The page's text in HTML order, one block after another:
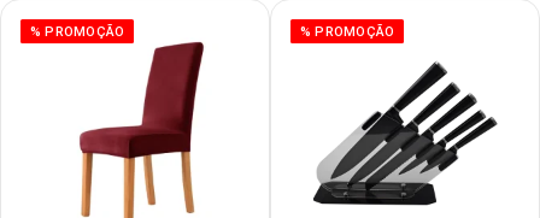
% PROMOÇÃO % PROMOÇÃO